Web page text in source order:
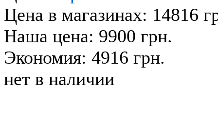
Цена в магазинах: 14816
Наша цена: 9900 грн.
Экономия: 4916 грн.
нет в наличии